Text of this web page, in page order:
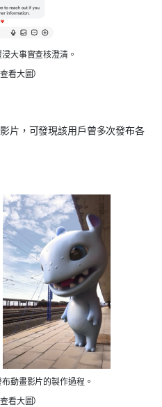
大事實查核澄清。
看大圖）
片，可發現該用戶曾多次發布各
動畫影片的製作過程。
看大圖）